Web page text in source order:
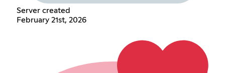
Server created
February 21st, 2026